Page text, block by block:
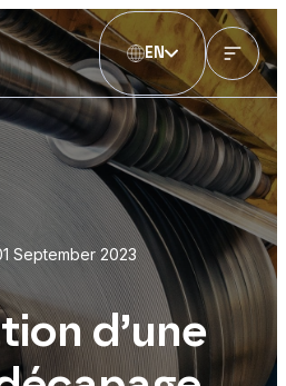
EN
September 2023
d’une